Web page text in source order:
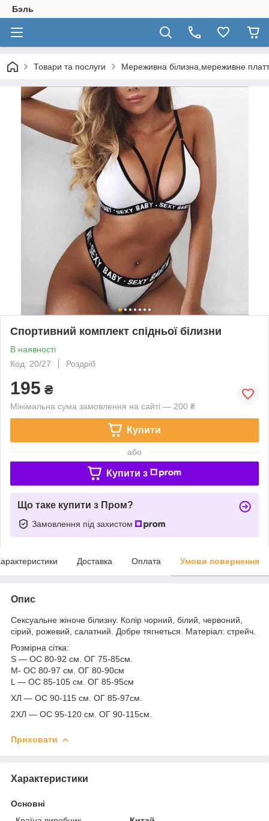
Бэль
Товари та послуги Мереживна білизна,мереживне
Спортивний комплект спідньої білизни
В наявності
Код: 20/27
Роздріб
195 ₴
Мінімальна сума замовлення на сайті — 200 ₴
Купити
або
Купити з
Що таке купити з Пром?
Замовлення під захистом
Доставка Оплата Умови повернення
Опис
Сексуальне жіноче білизну. Колір чорний, білий, червоний,
сірий, рожевий, салатний. Добре тягнеться. Матеріал: стрейч.
Розмірна сітка:
S — ОС 80-92 см. ОГ 75-85см.
M- ОС 80-97 см. ОГ 80-90см
L — ОС 85-105 см. ОГ 85-95см
ХЛ — ОС 90-115 см. ОГ 85-97см.
2ХЛ — ОС 95-120 см. ОГ 90-115см.
Приховати
Характеристики
Основні